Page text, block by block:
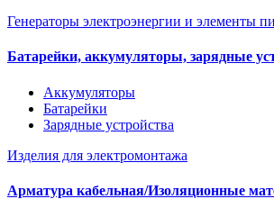
Генераторы электроэнергии и элементы
Батарейки, аккумуляторы, зарядные
Аккумуляторы
Батарейки
Зарядные устройства
Изделия для электромонтажа
Арматура кабельная/Изоляционные